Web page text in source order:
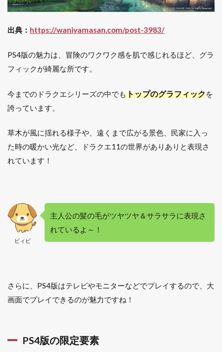
7
完全
版の
は？
7.1
が落
いた
steam
版
8.1
作が
可能
9
PS4
お
す
す
つ
出典： https://waniyamasan.com/post-3983/
PS4版の魅力は、冒険のワクワク感を肌で感じれるほど、グラ
フィックが綺麗な所です。
今までのドラクエシリーズの中でもトップのグラフィックを
誇っています。
草木が風に揺れる様子や、遠くまで広がる景色、民家に入っ
た時の暖かい光など、ドラクエ11の世界がありありと表現さ
れています！
ビィビ
主人公の髪の毛がツヤツヤ＆サラサラに表現さ
れているよ～！
さらに、PS4版はテレビやモニターなどでプレイするので、大
画面でプレイできるのが魅力ですね！
PS4版の限定要素